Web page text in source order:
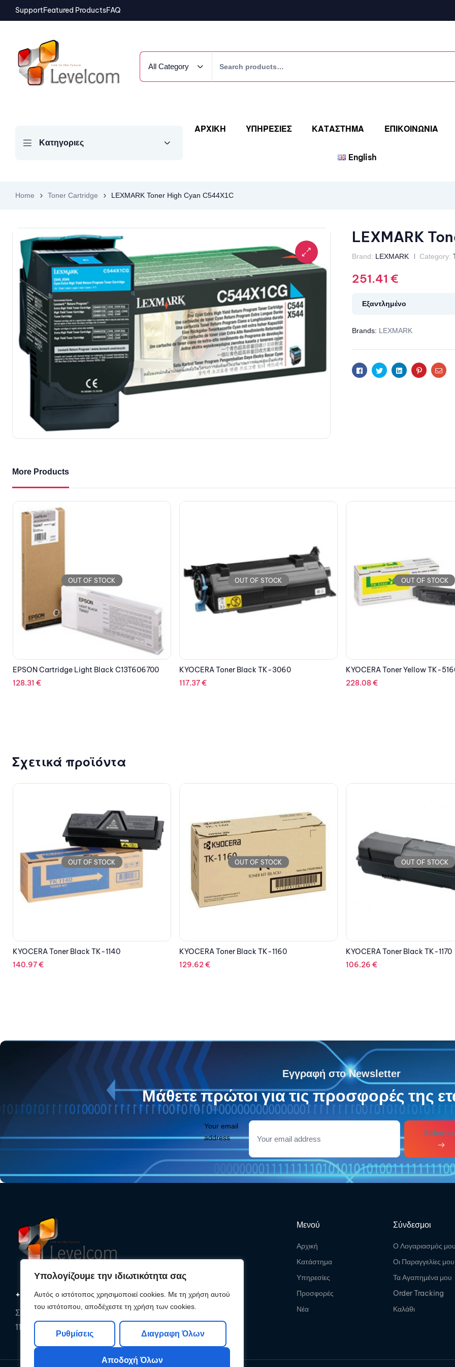
Υπολογίζουμε την ιδιωτικότητα σας
Αυτός ο ιστότοπος χρησιμοποιεί cookies. Με τη χρήση αυτού
του ιστότοπου, αποδέχεστε τη χρήση των cookies.
Ρυθμίσεις Διαγραφη Όλων
Αποδοχή Όλων
SupportFeatured ProductsFAQ
All Category
Κατηγοριες
ΑΡΧΙΚΗ ΥΠΗΡΕΣΙΕΣ ΚΑΤΑΣΤΗΜΑ ΕΠΙΚΟΙΝΩΝΙΑ
English
Home Toner Cartridge LEXMARK Toner High Cyan C544X1C
LEXMARK
Brand: LEXMARK Category:
251.41 €
Εξαντλημένο
Brands: LEXMARK
FacebookTwitterLinkedinPinterestEmail
More Products
OUT OF STOCK
KYOCERA Toner Black TK-3060
117.37 €
OUT OF STOCK
KYOCERA Toner Yellow TK-5160Y
228.08€
OUT OF STOCK
EPSON Printer L810 Inkjet ITS
604.68€
Σχετικά προϊόντα
OUT OF STOCK
KYOCERA Toner Black TK-1160
129.62€
OUT OF STOCK
KYOCERA Toner Black TK-1170
106.26€
OUT OF STOCK
EPSON Toner Black C13S050319
108.97 €
Εγγραφή στο Newsletter
Μάθετε πρώτοι για τις προσφορές της
Your email
address
+30 210 25 33 620
Συρακουσών 85, Αθήνα,
11142, Αττική
Μενού
Αρχική
Κατάστημα
Υπηρεσίες
Προσφορές
Νέα
Σύνδεσμοι
Ο Λογαριασμός μου
Οι Παραγγελίες μου
Τα Αγαπημένα μου
Order Tracking
Καλάθι